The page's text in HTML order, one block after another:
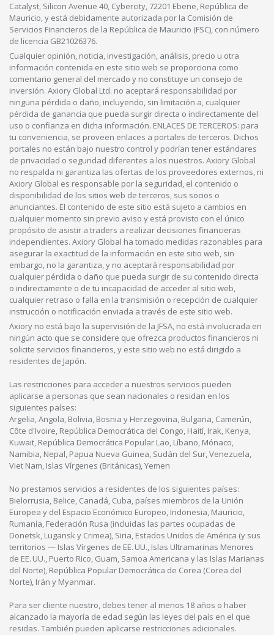
Catalyst, Silicon Avenue 40, Cybercity, 72201 Ebene, República de
Mauricio, y está debidamente autorizada por la Comisión de
Servicios Financieros de la República de Mauricio (FSC), con número
de licencia GB21026376.
Cualquier opinión, noticia, investigación, análisis, precio u otra
información contenida en este sitio web se proporciona como
comentario general del mercado y no constituye un consejo de
inversión. Axiory Global Ltd. no aceptará responsabilidad por
ninguna pérdida o daño, incluyendo, sin limitación a, cualquier
pérdida de ganancia que pueda surgir directa o indirectamente del
uso o confianza en dicha información. ENLACES DE TERCEROS: para
tu conveniencia, se proveen enlaces a portales de terceros. Dichos
portales no están bajo nuestro control y podrían tener estándares
de privacidad o seguridad diferentes a los nuestros. Axiory Global
no respalda ni garantiza las ofertas de los proveedores externos, ni
Axiory Global es responsable por la seguridad, el contenido o
disponibilidad de los sitios web de terceros, sus socios o
anunciantes. El contenido de este sitio está sujeto a cambios en
cualquier momento sin previo aviso y está provisto con el único
propósito de asistir a traders a realizar decisiones financieras
independientes. Axiory Global ha tomado medidas razonables para
asegurar la exactitud de la información en este sitio web, sin
embargo, no la garantiza, y no aceptará responsabilidad por
cualquier pérdida o daño que pueda surgir de su contenido directa
o indirectamente o de tu incapacidad de acceder al sitio web,
cualquier retraso o falla en la transmisión o recepción de cualquier
instrucción o notificación enviada a través de este sitio web.
Axiory no está bajo la supervisión de la JFSA, no está involucrada en
ningún acto que se considere que ofrezca productos financieros ni
solicite servicios financieros, y este sitio web no está dirigido a
residentes de Japón.
Las restricciones para acceder a nuestros servicios pueden
aplicarse a personas que sean nacionales o residan en los
siguientes países:
Argelia, Angola, Bolivia, Bosnia y Herzegovina, Bulgaria, Camerún,
Côte d'Ivoire, República Democrática del Congo, Haití, Irak, Kenya,
Kuwait, República Democrática Popular Lao, Líbano, Mónaco,
Namibia, Nepal, Papua Nueva Guinea, Sudán del Sur, Venezuela,
Viet Nam, Islas Vírgenes (Británicas), Yemen
No prestamos servicios a residentes de los siguientes países:
Bielorrusia, Belice, Canadá, Cuba, países miembros de la Unión
Europea y del Espacio Económico Europeo, Indonesia, Mauricio,
Rumanía, Federación Rusa (incluidas las partes ocupadas de
Donetsk, Lugansk y Crimea), Siria, Estados Unidos de América (y sus
territorios — Islas Vírgenes de EE. UU., Islas Ultramarinas Menores
de EE. UU., Puerto Rico, Guam, Samoa Americana y las Islas Marianas
del Norte), República Popular Democrática de Corea (Corea del
Norte), Irán y Myanmar.
Para ser cliente nuestro, debes tener al menos 18 años o haber
alcanzado la mayoría de edad según las leyes del país en el que
residas. También pueden aplicarse restricciones adicionales.